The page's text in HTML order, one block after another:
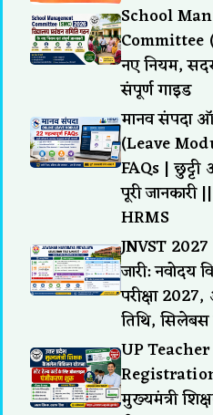
School
Committee
नए नियम,
संपूर्ण गाइड
मानव संपदा
(Leave
FAQs |
पूरी
HRMS
JNVST
जारी: नवोदय
परीक्षा
तिथि, सिलेबस
UP
मुख्यमंत्री